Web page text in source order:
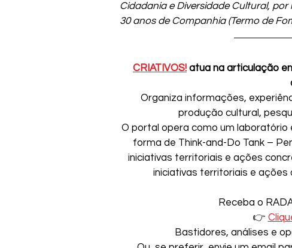
Cidadania e Diversidade Cultural,
30 anos de Companhia (Termo de
CRIATIVOS! atua na articulação
Organiza informações,
produção cultural,
O portal opera como um laboratório
forma de Think-and-Do Tank –
iniciativas territoriais e ações
iniciativas territoriais e ações
Receba o
👉
Bastidores, análises e